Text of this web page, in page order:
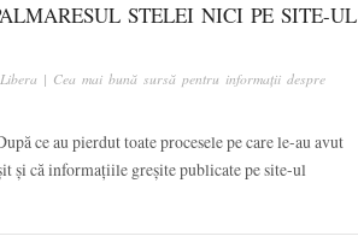
STELEI NICI PE SITE-UL
| Cea mai bună sursă pentru informații despre
ce au pierdut toate procesele pe care le-au avut
și că informațiile greșite publicate pe site-ul